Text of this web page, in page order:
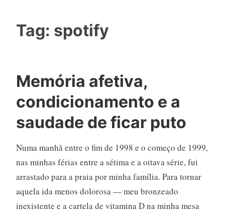
Tag: spotify
Memória afetiva,
condicionamento e a
saudade de ficar puto
Numa manhã entre o fim de 1998 e o começo de 1999,
nas minhas férias entre a sétima e a oitava série, fui
arrastado para a praia por minha família. Para tornar
aquela ida menos dolorosa — meu bronzeado
inexistente e a cartela de vitamina D na minha mesa